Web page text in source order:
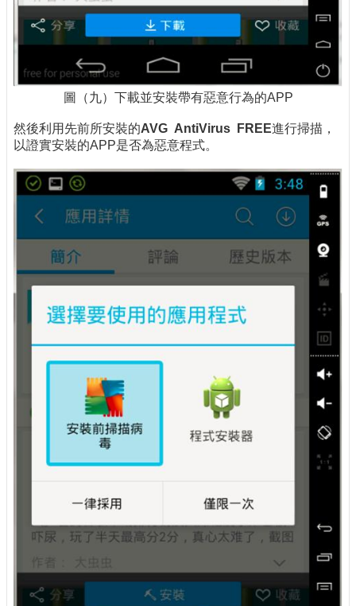
圖（九）下載並安裝帶有惡意行為的APP
然後利用先前所安裝的AVG AntiVirus FREE進行掃描，
以證實安裝的APP是否為惡意程式。